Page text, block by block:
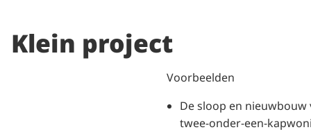
Klein project
Voorbeelden
De sloop en nieuwbouw
twee-onder-een-